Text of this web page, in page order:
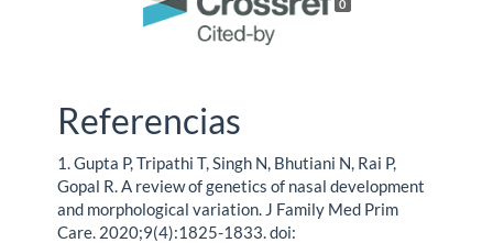
0
Referencias
1. Gupta P, Tripathi T, Singh N, Bhutiani N, Rai P,
Gopal R. A review of genetics of nasal development
and morphological variation. J Family Med Prim
Care. 2020;9(4):1825-1833. doi: